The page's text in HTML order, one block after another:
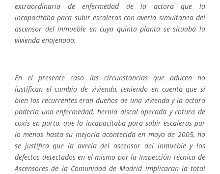
extraordinaria de enfermedad de la actora que la
incapacitaba para subir escaleras con avería simultanea del
ascensor del inmueble en cuya quinta planta se situaba la
vivienda enajenada.
En el presente caso las circunstancias que aducen no
justifican el cambio de vivienda, teniendo en cuenta que si
bien los recurrentes eran dueños de una vivienda y la actora
padecía una enfermedad, hernia discal operada y rotura de
coxis en parto, que la incapacitaba para subir escaleras por
lo menos hasta su mejoría acontecida en mayo de 2005, no
se justifica que la avería del ascensor del inmueble y los
defectos detectados en el mismo por la Inspección Técnica de
Ascensores de la Comunidad de Madrid implicaran la total